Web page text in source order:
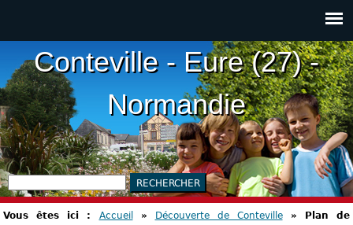
Conteville - Eure (27) -
Normandie
Vous êtes ici : Accueil » Découverte de Conteville»
Plan de